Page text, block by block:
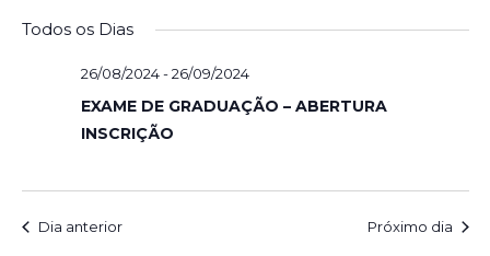
e
de
de
a
Todos os Dias
26/08/2024-26/09/2024
EXAME DE GRADUAÇÃO – ABERTURA
INSCRIÇÃO
Dia anterior Próximo dia